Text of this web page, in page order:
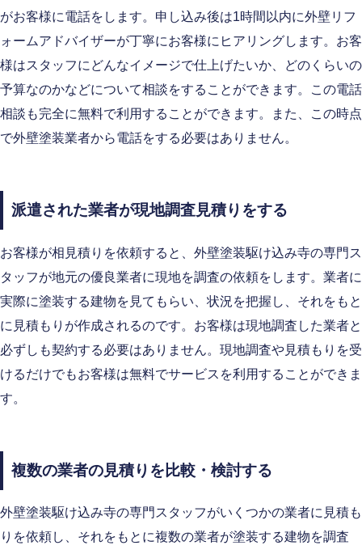
がお客様に電話をします。申し込み後は1時間以内に外壁リフ
ォームアドバイザーが丁寧にお客様にヒアリングします。お客
様はスタッフにどんなイメージで仕上げたいか、どのくらいの
予算なのかなどについて相談をすることができます。この電話
相談も完全に無料で利用することができます。また、この時点
で外壁塗装業者から電話をする必要はありません。
派遣された業者が現地調査見積りをする
お客様が相見積りを依頼すると、外壁塗装駆け込み寺の専門ス
タッフが地元の優良業者に現地を調査の依頼をします。業者に
実際に塗装する建物を見てもらい、状況を把握し、それをもと
に見積もりが作成されるのです。お客様は現地調査した業者と
必ずしも契約する必要はありません。現地調査や見積もりを受
けるだけでもお客様は無料でサービスを利用することができま
す。
複数の業者の見積りを比較・検討する
外壁塗装駆け込み寺の専門スタッフがいくつかの業者に見積も
りを依頼し、それをもとに複数の業者が塗装する建物を調査